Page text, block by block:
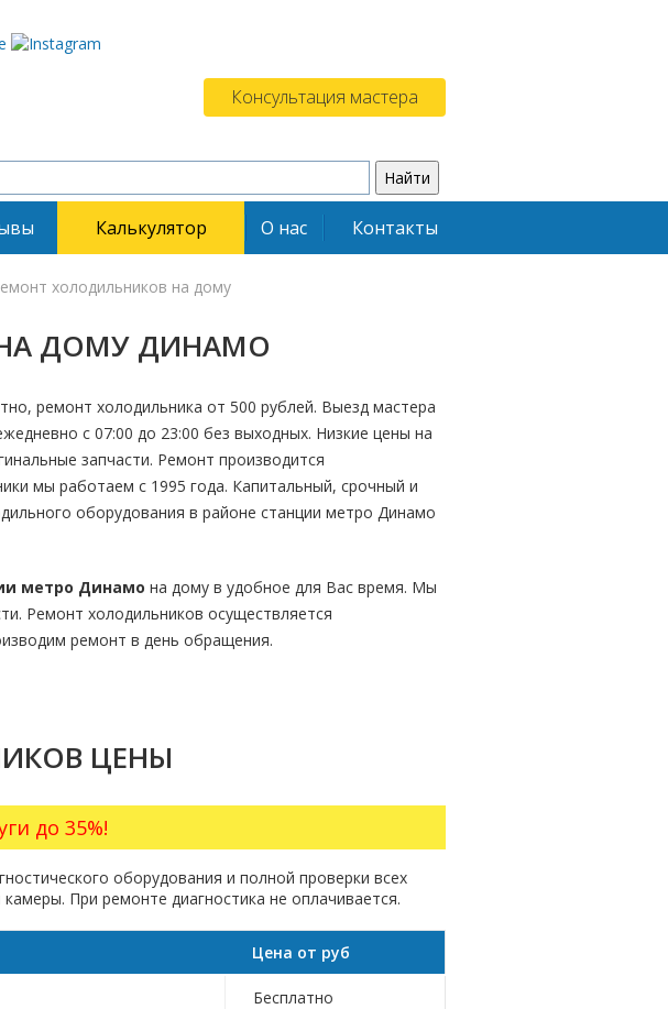
Консультация мастера
Калькулятор О нас Контакты
холодильников на дому
ДОМУ ДИНАМО
ремонт холодильника от 500 рублей. Выезд мастера
с 07:00 до 23:00 без выходных. Низкие цены на
запчасти. Ремонт производится
мы работаем с 1995 года. Капитальный, срочный и
оборудования в районе станции метро Динамо
метро Динамо на дому в удобное для Вас время. Мы
Ремонт холодильников осуществляется
ремонт в день обращения.
ЦЕНЫ
до 35%!
оборудования и полной проверки всех
При ремонте диагностика не оплачивается.
Цена от руб
Бесплатно